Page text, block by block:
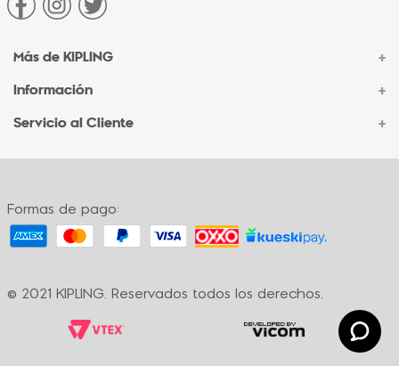
Más de KIPLING +
Acerca de Kipling
Sucursales
Información +
Contacto Corporativo
Formas de pago
Servicio al Cliente +
Contacto
Políticas de cambio
Términos y condiciones
Formas de pago:
© 2021 KIPLING. Reservados todos los derechos.